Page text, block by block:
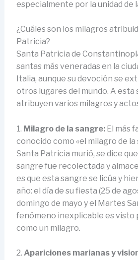
especialmente por la unidad de
¿Cuáles son los milagros
Patricia?
Santa Patricia de
santas más veneradas en la
Italia, aunque su devoción se
otros lugares del mundo. A esta
atribuyen varios milagros y
1. Milagro de la sangre:El más
conocido como «el milagro de la
Santa Patricia murió, se dice
sangre fue recolectada y
es que esta sangre se licúa y
año: el día de su fiesta (25 de
domingo de mayo y el Martes
fenómeno inexplicable es visto
como un milagro.
2. Apariciones marianas y